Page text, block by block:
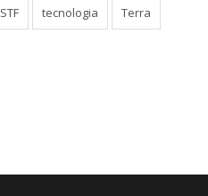
STF tecnologia Terra